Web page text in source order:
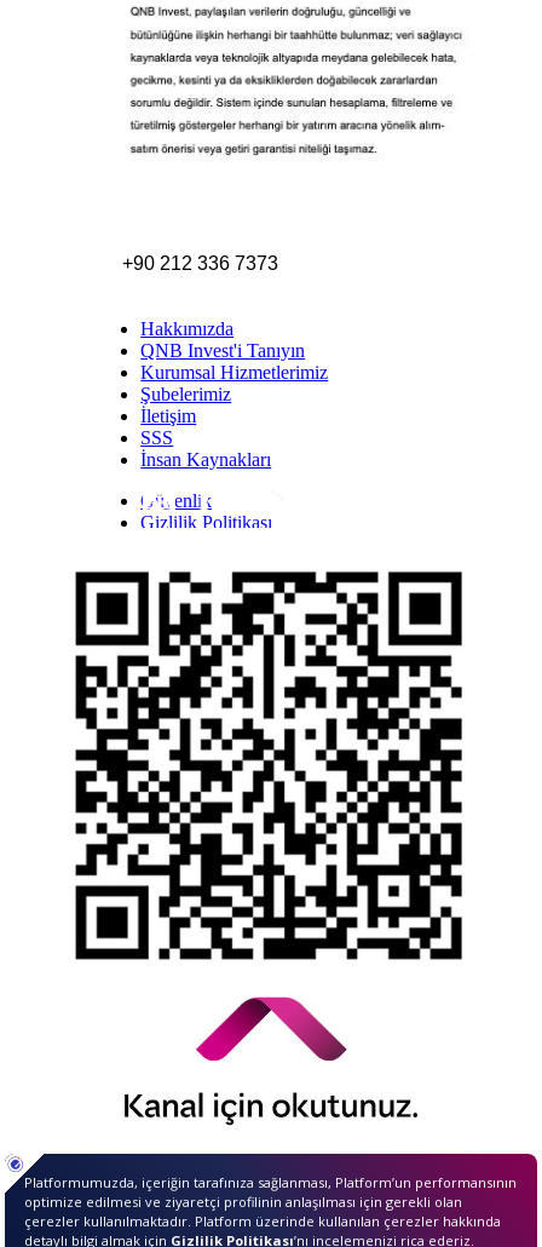
+90 212 336 7373
Hakkımızda
QNB Invest'i Tanıyın
Kurumsal Hizmetlerimiz
Şubelerimiz
İletişim
SSS
İnsan Kaynakları
Güvenlik
Gizlilik Politikası
Yasal Duyurular
Bilgi Toplumu Hizmetleri
Kişisel Verilerin Korunması
YTM - Zamanaşımına Uğrayacak Emanet ve
Alacaklar
Kamuyu Aydınlatma Esaslarına İlişkin Duyuru
TwittLinkYoutWhatsapp
QNBiştirakidir.